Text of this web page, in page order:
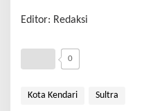
Editor: Redaksi
0
Kota Kendari Sultra